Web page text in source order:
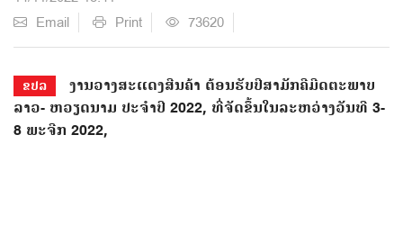
Email
Print 73620
ຂປລ
ງານວາງສະແດງສີນຄ້າ ຕ້ອນຮັບປີສາມັກຄີມີດຕະພາບ
ລາວ- ຫວຽດນາມ ປະຈຳປີ 2022, ທີ່ຈັດຂຶ້ນໃນລະຫວ່າງວັນທີ 3-
8 ພະຈີກ 2022,